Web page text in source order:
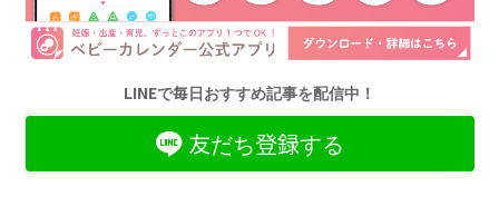
LINEで毎日おすすめ記事を配信中！
友だち登録する